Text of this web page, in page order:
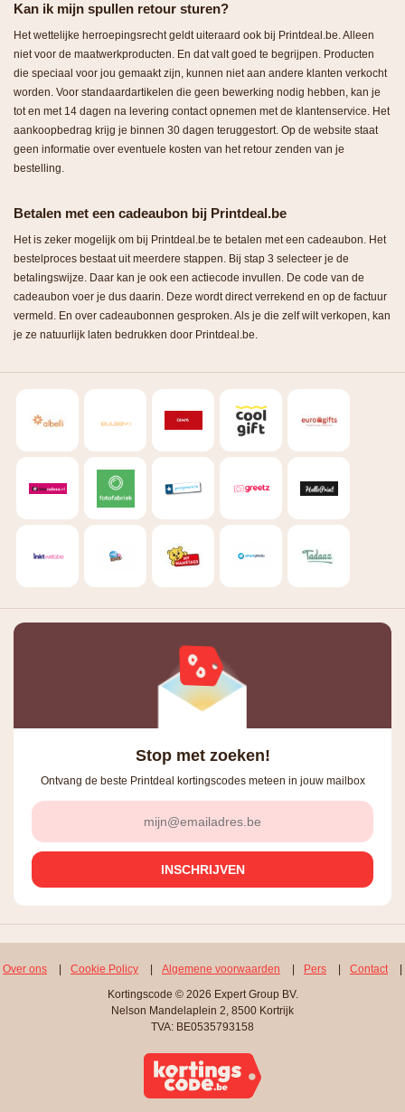
Kan ik mijn spullen retour sturen?
Het wettelijke herroepingsrecht geldt uiteraard ook bij Printdeal.be. Alleen
niet voor de maatwerkproducten. En dat valt goed te begrijpen. Producten
die speciaal voor jou gemaakt zijn, kunnen niet aan andere klanten verkocht
worden. Voor standaardartikelen die geen bewerking nodig hebben, kan je
tot en met 14 dagen na levering contact opnemen met de klantenservice. Het
aankoopbedrag krijg je binnen 30 dagen teruggestort. Op de website staat
geen informatie over eventuele kosten van het retour zenden van je
bestelling.
Betalen met een cadeaubon bij Printdeal.be
Het is zeker mogelijk om bij Printdeal.be te betalen met een cadeaubon. Het
bestelproces bestaat uit meerdere stappen. Bij stap 3 selecteer je de
betalingswijze. Daar kan je ook een actiecode invullen. De code van de
cadeaubon voer je dus daarin. Deze wordt direct verrekend en op de factuur
vermeld. En over cadeaubonnen gesproken. Als je die zelf wilt verkopen, kan
je ze natuurlijk laten bedrukken door Printdeal.be.
Stop met zoeken!
Ontvang de beste Printdeal kortingscodes meteen in jouw mailbox
Over ons Cookie Policy Algemene voorwaarden Pers Contact
Kortingscode © 2026 Expert Group BV.
Nelson Mandelaplein 2, 8500 Kortrijk
TVA: BE0535793158